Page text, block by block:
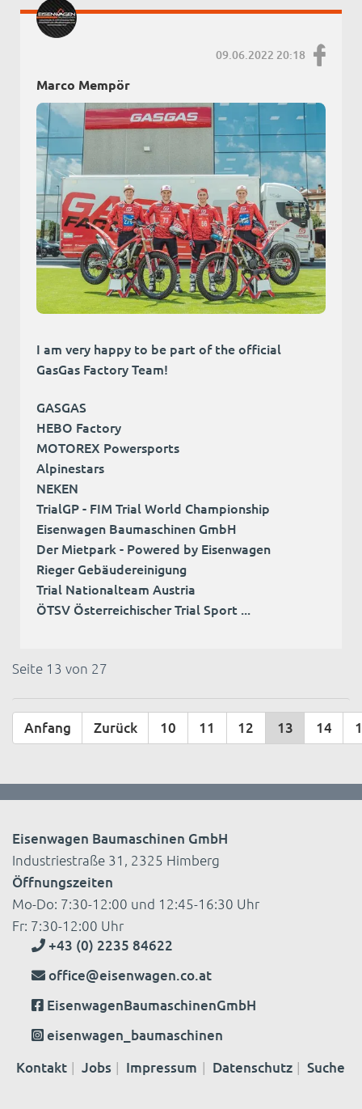
09.06.2022 20:18
Marco Mempör
I am very happy to be part of the official
GasGas Factory Team!
GASGAS
HEBO Factory
MOTOREX Powersports
Alpinestars
NEKEN
TrialGP - FIM Trial World Championship
Eisenwagen Baumaschinen GmbH
Der Mietpark - Powered by Eisenwagen
Rieger Gebäudereinigung
Trial Nationalteam Austria
ÖTSV Österreichischer Trial Sport ...
Seite 13 von 27
Anfang Zurück 10 11 12 13 14
Eisenwagen Baumaschinen GmbH
Industriestraße 31, 2325 Himberg
Öffnungszeiten
Mo-Do: 7:30-12:00 und 12:45-16:30 Uhr
Fr: 7:30-12:00 Uhr
+43 (0) 2235 84622
office@eisenwagen.co.at
EisenwagenBaumaschinenGmbH
eisenwagen_baumaschinen
Kontakt
Jobs Impressum Datenschutz Suche